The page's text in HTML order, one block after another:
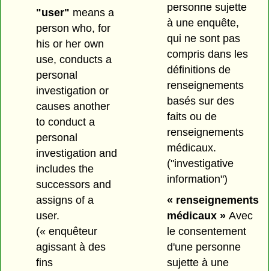
"user" means a
person who, for
his or her own
use, conducts a
personal
investigation or
causes another
to conduct a
personal
investigation and
includes the
successors and
assigns of a
user.
(« enquêteur
agissant à des
fins
personne sujette
à une enquête,
qui ne sont pas
compris dans les
définitions de
renseignements
basés sur des
faits ou de
renseignements
médicaux.
("investigative
information")
« renseignements
médicaux »Avec
le consentement
d'une personne
sujette à une